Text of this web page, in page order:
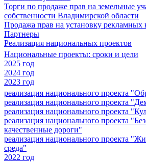
Торги по продаже прав на земельные
собственности Владимирской области
Продажа прав на установку рекламных
Партнеры
Реализация национальных проектов
Национальные проекты: сроки и цели
2025 год
2024 год
2023 год
реализация национального проекта
реализация национального проекта
реализация национального проекта
реализация национального проекта
качественные дороги"
реализация национального проекта
среда"
2022 год